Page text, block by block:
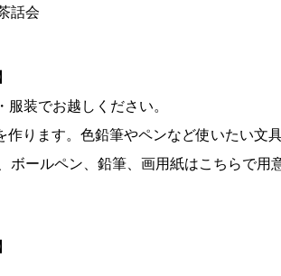
話会
装でお越しください。
作ります。色鉛筆やペンなど使いたい文
ボールペン、鉛筆、画用紙はこちらで用